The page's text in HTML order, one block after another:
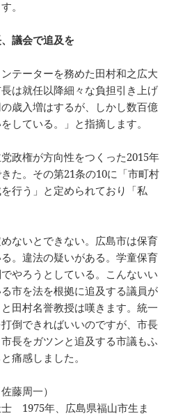
。
議会で追及を
テーターを務めた田村和之広大
は就任以降細々な負担引き上げ
歳入増はするが、しかし数百億
している。」と指摘します。
政権が方向性をつくった2015年
た。その第21条の10に「市町村
行う」と定められており「私
めないとできない。広島市は保育
。違法の疑いがある。学童保育
やろうとしている。こんないい
市を法を根拠に追及する議員が
田村名誉教授は嘆きます。統一
倒できればいいのですが、市長
長をガツンと追及する市議もふ
痛感しました。
藤周一）
1975年、広島県福山市生ま